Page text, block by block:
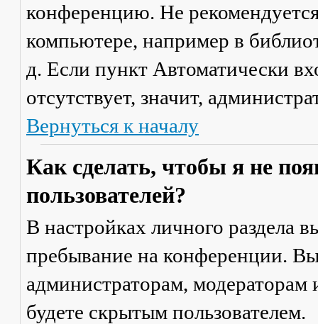
конференцию. Не
компьютере, например в
д. Если пункт Автоматически
отсутствует, значит,
Вернуться к началу
Как сделать, чтобы я не
пользователей?
В настройках личного раздела
пребывание на конференции.
администраторам,
будете скрытым пользователем.